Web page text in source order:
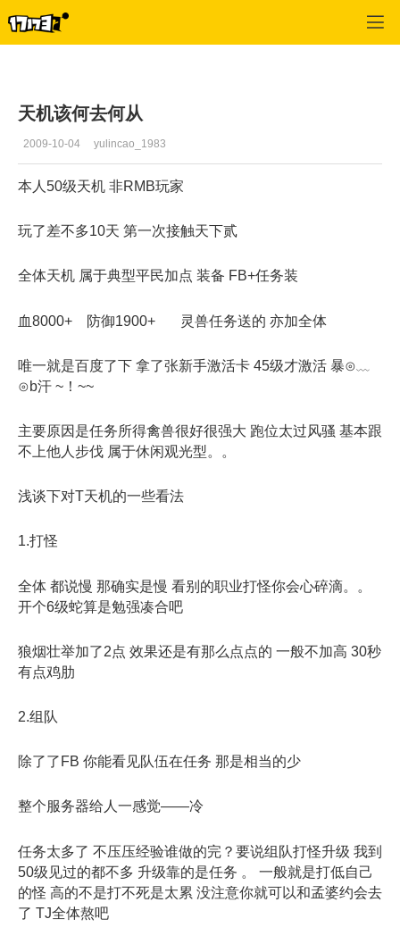
天机该何去何从
2009-10-04 yulincao_1983
本人50级天机 非RMB玩家
玩了差不多10天 第一次接触天下贰
全体天机 属于典型平民加点 装备 FB+任务装
血8000+ 防御1900+ 灵兽任务送的 亦加全体
唯一就是百度了下 拿了张新手激活卡 45级才激活 暴⊙﹏
⊙b汗 ~！~~
主要原因是任务所得禽兽很好很强大 跑位太过风骚 基本跟
不上他人步伐 属于休闲观光型。。
浅谈下对T天机的一些看法
1.打怪
全体 都说慢 那确实是慢 看别的职业打怪你会心碎滴。。
开个6级蛇算是勉强凑合吧
狼烟壮举加了2点 效果还是有那么点点的 一般不加高 30秒
有点鸡肋
2.组队
除了了FB 你能看见队伍在任务 那是相当的少
整个服务器给人一感觉——冷
任务太多了 不压压经验谁做的完？要说组队打怪升级 我到
50级见过的都不多 升级靠的是任务 。 一般就是打低自己
的怪 高的不是打不死是太累 没注意你就可以和孟婆约会去
了 TJ全体熬吧